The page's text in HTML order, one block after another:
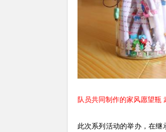
队员共同制作的家风愿望瓶
此次系列活动的举办，在